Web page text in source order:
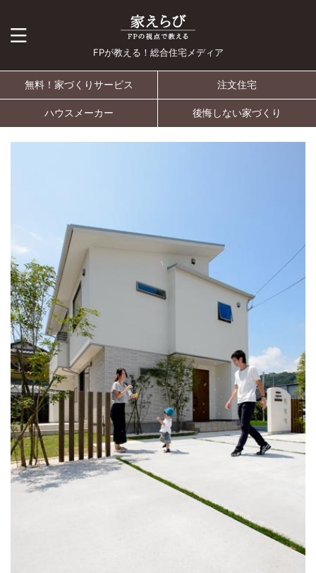
FPが教える！総合住宅メディア
無料！家づくりサービス 注文住宅
ハウスメーカー 後悔しない家づくり